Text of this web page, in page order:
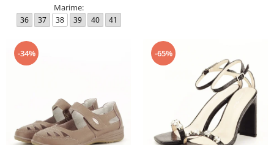
Marime:
36 37 38 39 40 41
-34% -65%